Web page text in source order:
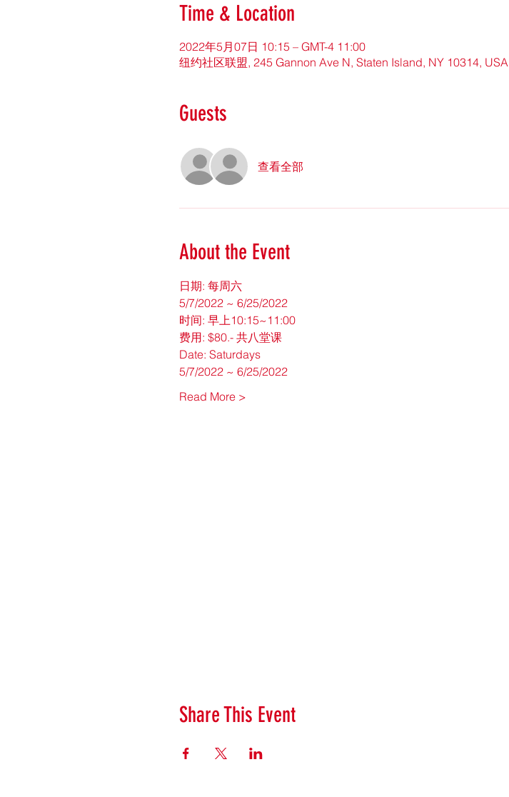
Time & Location
2022年5月07日 10:15 – GMT-4 11:00
纽约社区联盟, 245 Gannon Ave N, Staten Island, NY 10314, USA
Guests
查看全部
About the Event
日期: 每周六
5/7/2022 ~ 6/25/2022
时间: 早上10:15~11:00
费用: $80.- 共八堂课
Date: Saturdays
5/7/2022 ~ 6/25/2022
Read More >
Share This Event